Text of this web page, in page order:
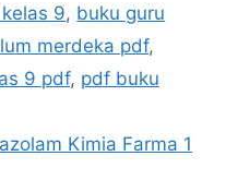
9, buku guru
merdeka pdf,
9 pdf, pdf buku
Kimia Farma 1